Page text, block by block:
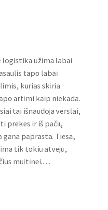
logistika užima labai
tapo labai
kurias skiria
artimi kaip niekada.
tai išnaudoja verslai,
prekes ir iš pačių
paprasta. Tiesa,
tik tokiu atveju,
muitinei.…